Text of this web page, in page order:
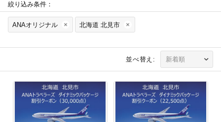
絞り込み条件：
ANAオリジナル 北海道 北見市
並べ替え: